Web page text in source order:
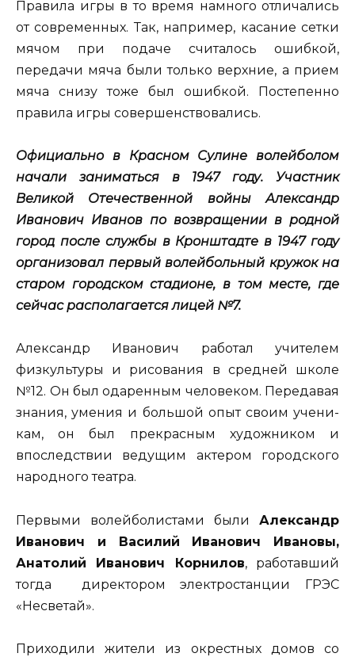
Правила игры в то время намного отлича­лись
от современных. Так, например, каса­ние сетки
мячом при подаче считалось ошиб­кой,
передачи мяча были только верхние, а прием
мяча снизу тоже был ошибкой. Посте­пенно
правила игры совершенствовались.
Официально в Красном Сулине волейболом
начали зани­маться в 1947 году. Участник
Великой Отечественной войны Александр
Иванович Иванов по возвращении в родной
город после службы в Кронштадте в 1947 году
организовал первый волейбольный кружок на
ста­ром городском стадионе, в том месте, где
сейчас располагает­ся лицей №7.
Александр Иванович ра­ботал учителем
физкульту­ры и рисования в средней школе
№12. Он был ода­ренным человеком. Пере­давая
знания, умения и большой опыт своим учени­
кам, он был прекрасным ху­дожником и
впоследствии ведущим актером городс­кого
народного театра.
Первыми волейболистами были Александр
Ивано­вич и Василий Иванович Ивановы,
Анатолий Ива­нович Корнилов, работавший
тогда директором электростанции ГРЭС
«Несветай».
Приходили жи­тели из окрестных домов со